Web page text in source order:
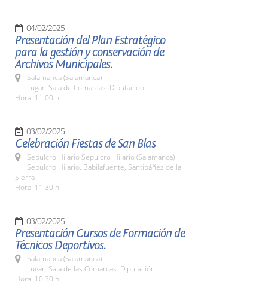
04/02/2025
Presentación del Plan Estratégico
para la gestión y conservación de
Archivos Municipales.
Salamanca (Salamanca)
Lugar: Sala de Comarcas. Diputación
Hora: 11:00 h.
03/02/2025
Celebración Fiestas de San Blas
Sepulcro Hilario Sepulcro-Hilario (Salamanca)
Sepulcro Hilario, Babilafuente, Santibáñez de la
Sierra
Hora: 11:30 h.
03/02/2025
Presentación Cursos de Formación de
Técnicos Deportivos.
Salamanca (Salamanca)
Lugar: Sala de las Comarcas. Diputación.
Hora: 10:30 h.